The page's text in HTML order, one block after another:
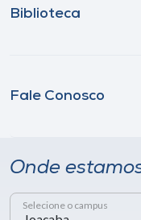
Biblioteca
Fale Conosco
Onde
Selecione o campus